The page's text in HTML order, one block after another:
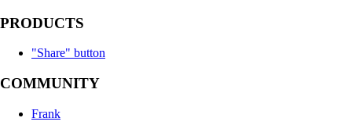
PRODUCTS
"Share" button
COMMUNITY
Frank